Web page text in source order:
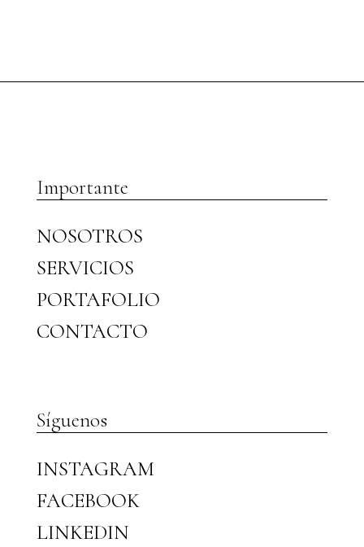
Importante
NOSOTROS
SERVICIOS
PORTAFOLIO
CONTACTO
Síguenos
INSTAGRAM
FACEBOOK
LINKEDIN